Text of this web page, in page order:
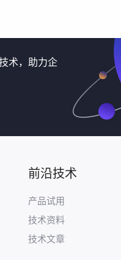
术，助力企
前沿技术
产品试用
技术资料
技术文章